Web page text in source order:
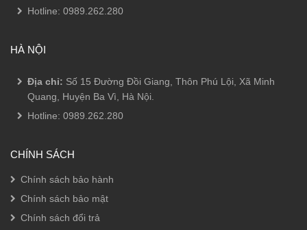
Hotline: 0989.262.280
HÀ NỘI
Địa chỉ: Số 15 Đường Đồi Giang, Thôn Phú Lội, Xã Minh
Quang, Huyện Ba Vì, Hà Nội.
Hotline: 0989.262.280
CHÍNH SÁCH
Chính sách bảo hành
Chính sách bảo mật
Chính sách đổi trả